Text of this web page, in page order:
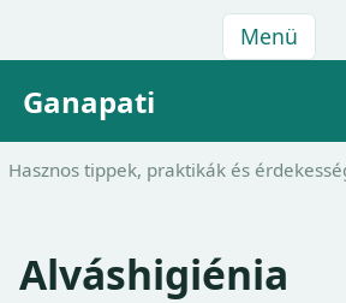
Menü
Ganapati
Hasznos tippek, praktikák és
Alváshigiénia